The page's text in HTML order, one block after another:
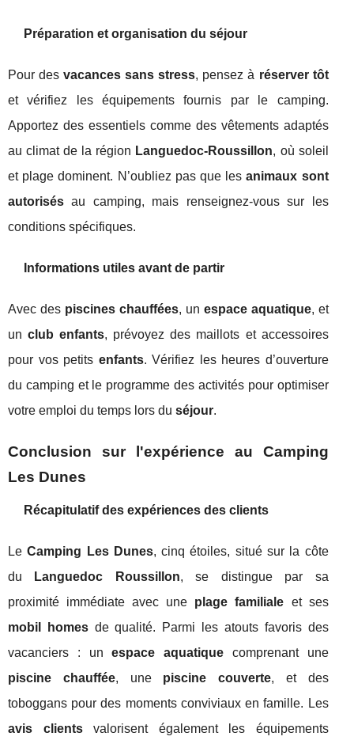
Préparation et organisation du séjour
Pour desvacances sans stress, pensez à réserver tôt
et vérifiez les équipements fournis par le camping.
Apportez des essentiels comme des vêtements adaptés
au climat de la région Languedoc-Roussillon, où soleil
et plage dominent. N’oubliez pas que lesanimaux sont
autorisés au camping, mais renseignez-vous sur les
conditions spécifiques.
Informations utiles avant de partir
Avec des piscines chauffées, un espace aquatique, et
unclub enfants, prévoyez des maillots et accessoires
pour vos petits enfants. Vérifiez les heures d’ouverture
du camping et le programme des activités pour optimiser
votre emploi du temps lors du séjour.
Conclusion sur l'expérience au Camping
Les Dunes
Récapitulatif des expériences des clients
LeCamping Les Dunes, cinq étoiles, situé sur la côte
du
Languedoc Roussillon, se distingue par sa
proximité immédiate avec une plage familiale et ses
mobil homesde qualité. Parmi les atouts favoris des
vacanciers : unespace aquatique comprenant une
piscine chauffée, une piscine couverte, et des
toboggans pour des moments conviviaux en famille. Les
avis clientsvalorisent également les équipements